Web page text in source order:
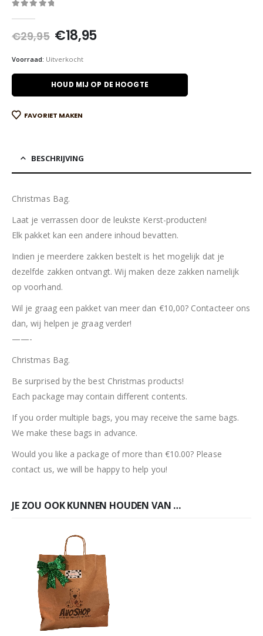
€29,95 Oorspronkelijke
prijs
was:
€29,95.
€18,95Huidige
€18,95.
Voorraad: Uitverkocht
HOUD MIJ OP DE HOOGTE
FAVORIET MAKEN
BESCHRIJVING
Christmas Bag.
Laat je verrassen door de leukste Kerst-producten!
Elk pakket kan een andere inhoud bevatten.
Indien je meerdere zakken bestelt is het mogelijk dat je
dezelfde zakken ontvangt. Wij maken deze zakken namelijk
op voorhand.
Wil je graag een pakket van meer dan €10,00? Contacteer ons
dan, wij helpen je graag verder!
——-
Christmas Bag.
Be surprised by the best Christmas products!
Each package may contain different contents.
If you order multiple bags, you may receive the same bags.
We make these bags in advance.
Would you like a package of more than €10.00? Please
contact us, we will be happy to help you!
JE ZOU OOK KUNNEN HOUDEN VAN …